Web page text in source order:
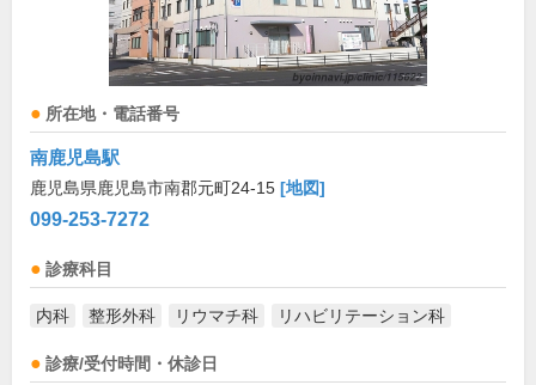
所在地・電話番号
南鹿児島駅
鹿児島県鹿児島市南郡元町24-15 [地図]
099-253-7272
診療科目
内科 整形外科 リウマチ科 リハビリテーション科
診療/受付時間・休診日